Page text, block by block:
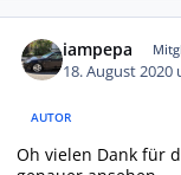
iampepa
18. August 2020
AUTOR
Oh vielen Dank für